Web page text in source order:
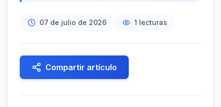
07 de julio de 2026 1 lecturas
Compartir artículo